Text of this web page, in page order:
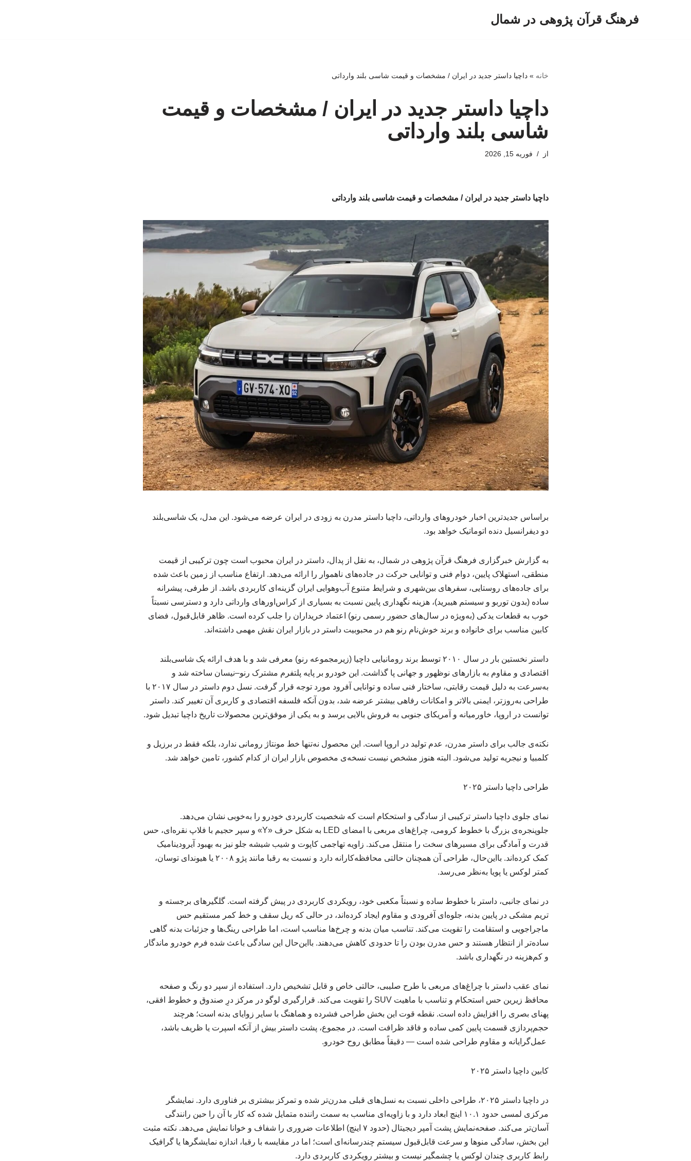
فرهنگ قرآن پژوهی در شمال
خانه »داچیا داستر جدید در ایران / مشخصات و قیمت شاسی بلند وارداتی
داچیا داستر جدید در ایران / مشخصات و قیمت
شاسی بلند وارداتی
از فوریه 15, 2026
داچیا داستر جدید در ایران / مشخصات و قیمت شاسی بلند وارداتی
براساس جدیدترین اخبار خودروهای وارداتی، داچیا داستر مدرن به زودی در ایران عرضه می‌شود. این مدل، یک شاسی‌بلند
دو دیفرانسیل دنده اتوماتیک خواهد بود.
به گزارش خبرگزاری فرهنگ قرآن پژوهی در شمال، به نقل از پدال، داستر در ایران محبوب است چون ترکیبی از قیمت
منطقی، استهلاک پایین، دوام فنی و توانایی حرکت در جاده‌های ناهموار را ارائه می‌دهد. ارتفاع مناسب از زمین باعث شده
برای جاده‌های روستایی، سفرهای بین‌شهری و شرایط متنوع آب‌وهوایی ایران گزینه‌ای کاربردی باشد. از طرفی، پیشرانه
ساده (بدون توربو و سیستم هیبرید)، هزینه نگهداری پایین‌ نسبت به بسیاری از کراس‌اورهای وارداتی دارد و دسترسی نسبتاً
خوب به قطعات یدکی (به‌ویژه در سال‌های حضور رسمی رنو) اعتماد خریداران را جلب کرده است. ظاهر قابل‌قبول، فضای
کابین مناسب برای خانواده و برند خوش‌نام رنو هم در محبوبیت داستر در بازار ایران نقش مهمی داشته‌اند.
داستر نخستین بار در سال ۲۰۱۰ توسط برند رومانیایی داچیا (زیرمجموعه رنو) معرفی شد و با هدف ارائه یک شاسی‌بلند
اقتصادی و مقاوم به بازارهای نوظهور و جهانی پا گذاشت. این خودرو بر پایه پلتفرم مشترک رنو–نیسان ساخته شد و
به‌سرعت به دلیل قیمت رقابتی، ساختار فنی ساده و توانایی آفرود مورد توجه قرار گرفت. نسل دوم داستر در سال ۲۰۱۷ با
طراحی به‌روزتر، ایمنی بالاتر و امکانات رفاهی بیشتر عرضه شد، بدون آنکه فلسفه اقتصادی و کاربری آن تغییر کند. داستر
توانست در اروپا، خاورمیانه و آمریکای جنوبی به فروش بالایی برسد و به یکی از موفق‌ترین محصولات تاریخ داچیا تبدیل شود.
نکته‌ی جالب برای داستر مدرن، عدم تولید در اروپا است. این محصول نه‌تنها خط مونتاژ رومانی ندارد، بلکه فقط در برزیل و
کلمبیا و نیجریه تولید می‌شود. البته هنوز مشخص نیست نسخه‌ی مخصوص بازار ایران از کدام کشور، تامین خواهد شد.
طراحی داچیا داستر ۲۰۲۵
نمای جلوی داچیا داستر ترکیبی از سادگی و استحکام است که شخصیت کاربردی خودرو را به‌خوبی نشان می‌دهد.
جلوپنجره‌ی بزرگ با خطوط کرومی، چراغ‌های مربعی با امضای LED به شکل حرف «Y» و سپر حجیم با فلاپ نقره‌ای، حس
قدرت و آمادگی برای مسیرهای سخت را منتقل می‌کند. زاویه تهاجمی کاپوت و شیب شیشه جلو نیز به بهبود آیرودینامیک
کمک کرده‌اند. بااین‌حال، طراحی آن همچنان حالتی محافظه‌کارانه دارد و نسبت به رقبا مانند پژو ۲۰۰۸ یا هیوندای توسان،
کمتر لوکس یا پویا به‌نظر می‌رسد.
در نمای جانبی، داستر با خطوط ساده و نسبتاً مکعبی خود، رویکردی کاربردی در پیش گرفته است. گلگیرهای برجسته و
تریم مشکی در پایین بدنه، جلوه‌ای آفرودی و مقاوم ایجاد کرده‌اند، در حالی که ریل سقف و خط کمر مستقیم حس
ماجراجویی و استقامت را تقویت می‌کند. تناسب میان بدنه و چرخ‌ها مناسب است، اما طراحی رینگ‌ها و جزئیات بدنه گاهی
ساده‌تر از انتظار هستند و حس مدرن بودن را تا حدودی کاهش می‌دهند. بااین‌حال این سادگی باعث شده فرم خودرو ماندگار
و کم‌هزینه در نگهداری باشد.
نمای عقب داستر با چراغ‌های مربعی با طرح صلیبی، حالتی خاص و قابل تشخیص دارد. استفاده از سپر دو رنگ و صفحه
محافظ زیرین حس استحکام و تناسب با ماهیت SUV را تقویت می‌کند. قرارگیری لوگو در مرکز درِ صندوق و خطوط افقی،
پهنای بصری را افزایش داده است. نقطه قوت این بخش طراحی فشرده و هماهنگ با سایر زوایای بدنه است؛ هرچند
حجم‌پردازی قسمت پایین کمی ساده و فاقد ظرافت است. در مجموع، پشت داستر بیش از آنکه اسپرت یا ظریف باشد،
عمل‌گرایانه و مقاوم طراحی شده است — دقیقاً مطابق روح خودرو.
کابین داچیا داستر ۲۰۲۵
در داچیا داستر ۲۰۲۵، طراحی داخلی نسبت به نسل‌های قبلی مدرن‌تر شده و تمرکز بیشتری بر فناوری دارد. نمایشگر
مرکزی لمسی حدود ۱۰.۱ اینچ ابعاد دارد و با زاویه‌ای مناسب به سمت راننده متمایل شده که کار با آن را حین رانندگی
آسان‌تر می‌کند. صفحه‌نمایش پشت آمپر دیجیتال (حدود ۷ اینچ) اطلاعات ضروری را شفاف و خوانا نمایش می‌دهد. نکته مثبت
این بخش، سادگی منوها و سرعت قابل‌قبول سیستم چندرسانه‌ای است؛ اما در مقایسه با رقبا، اندازه نمایشگرها یا گرافیک
رابط کاربری چندان لوکس یا چشمگیر نیست و بیشتر رویکردی کاربردی دارد.